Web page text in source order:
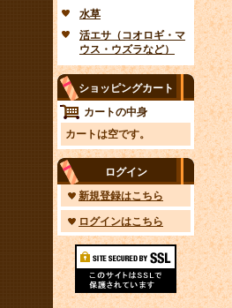
水草
活エサ（コオロギ・マ
ウス・ウズラなど）
ショッピングカート
カートの中身
カートは空です。
ログイン
新規登録はこちら
ログインはこちら